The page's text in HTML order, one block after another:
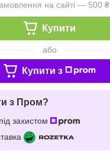
на сайті — 500 ₴
Купити
або
Купити з
з Пром?
захистом